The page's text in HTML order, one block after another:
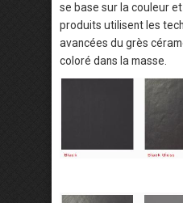
se base sur la couleur
produits utilisent les
avancées du grès
coloré dans la masse.